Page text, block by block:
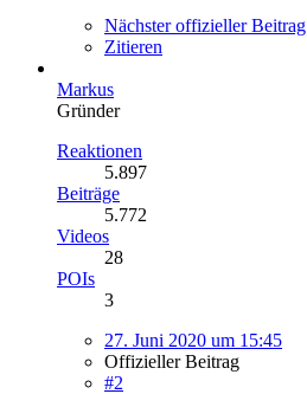
Nächster offizieller Beitrag
Zitieren
Markus
Gründer
Reaktionen
5.897
Beiträge
5.772
Videos
28
POIs
3
27. Juni 2020 um 15:45
Offizieller Beitrag
#2